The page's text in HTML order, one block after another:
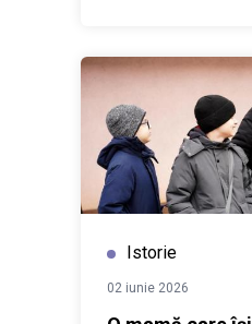
Istorie
02 iunie 2026